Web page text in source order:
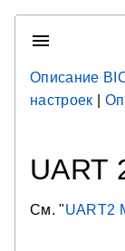
Описание
настроек
UART
См. "UART2